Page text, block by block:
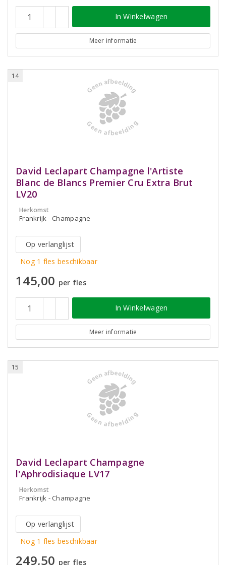
In Winkelwagen
Meer informatie
14
David Leclapart Champagne l'Artiste
Blanc de Blancs Premier Cru Extra Brut
LV20
Herkomst
Frankrijk - Champagne
Op verlanglijst
Nog 1 fles beschikbaar
145,00 per fles
In Winkelwagen
Meer informatie
15
David Leclapart Champagne
l'Aphrodisiaque LV17
Herkomst
Frankrijk - Champagne
Op verlanglijst
Nog 1 fles beschikbaar
249,50 per fles